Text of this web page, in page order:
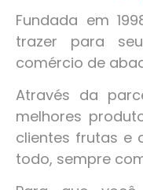
Fundada em
trazer para
comércio de
Através da
melhores
clientes frutas e
todo, sempre